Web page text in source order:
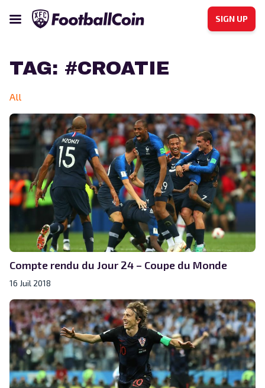
SIGN UP
TAG: #CROATIE
All
Compte rendu du Jour 24 – Coupe du Monde
16 Juil 2018